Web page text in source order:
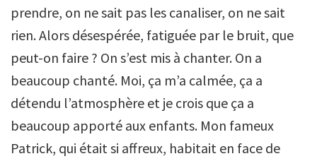
prendre, on ne sait pas les canaliser, on ne sait
rien. Alors désespérée, fatiguée par le bruit, que
peut-on faire ? On s’est mis à chanter. On a
beaucoup chanté. Moi, ça m’a calmée, ça a
détendu l’atmosphère et je crois que ça a
beaucoup apporté aux enfants. Mon fameux
Patrick, qui était si affreux, habitait en face de